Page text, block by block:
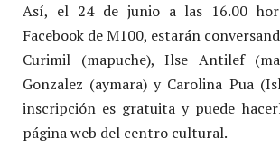
Así, el 24 de junio a las 16.00
Facebook de M100, estarán
Curimil (mapuche), Ilse Antilef
Gonzalez (aymara) y Carolina Pua
inscripción es gratuita y puede
página web del centro cultural.